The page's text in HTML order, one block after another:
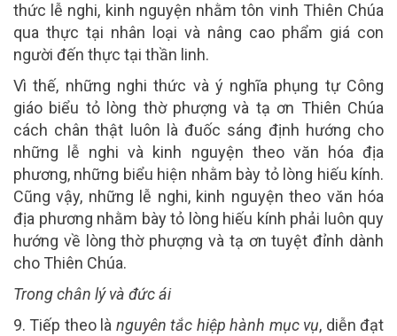
thức lễ nghi, kinh nguyện nhằm tôn vinh Thiên Chúa
qua thực tại nhân loại và nâng cao phẩm giá con
người đến thực tại thần linh.
Vì thế, những nghi thức và ý nghĩa phụng tự Công
giáo biểu tỏ lòng thờ phượng và tạ ơn Thiên Chúa
cách chân thật luôn là đuốc sáng định hướng cho
những lễ nghi và kinh nguyện theo văn hóa địa
phương, những biểu hiện nhằm bày tỏ lòng hiếu kính.
Cũng vậy, những lễ nghi, kinh nguyện theo văn hóa
địa phương nhằm bày tỏ lòng hiếu kính phải luôn quy
hướng về lòng thờ phượng và tạ ơn tuyệt đỉnh dành
cho Thiên Chúa.
Trong chân lý và đức ái
9. Tiếp theo là nguyên tắc hiệp hành mục vụ, diễn đạt